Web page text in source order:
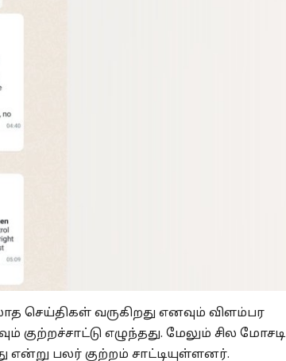
வருகிறது எனவும் விளம்பர
குற்றச்சாட்டு எழுந்தது. மேலும் சில மோசடி
என்று பலர் குற்றம் சாட்டியுள்ளனர்.